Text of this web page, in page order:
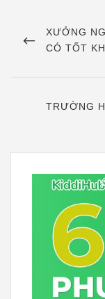
hướngPREVIOUS
POST
XƯỞNG
CÓ TỐT
NEXT
TRƯỜNG